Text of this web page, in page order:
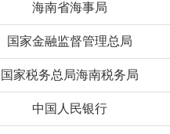
海南省海事局
国家金融监督管理总局
国家税务总局海南税务局
中国人民银行